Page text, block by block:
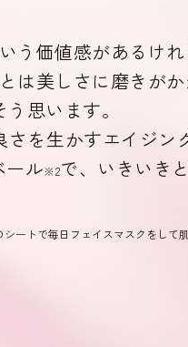
う価値感があるけれ
は美しさに磨きがか
思います。
さを生かすエイジン
ール※2で、 いきいき
ートで毎日フェイスマスクをして